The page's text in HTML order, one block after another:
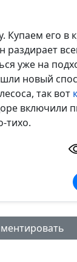
Купаем его в
раздирает
уже на
новый
так вот
включили
тихо.